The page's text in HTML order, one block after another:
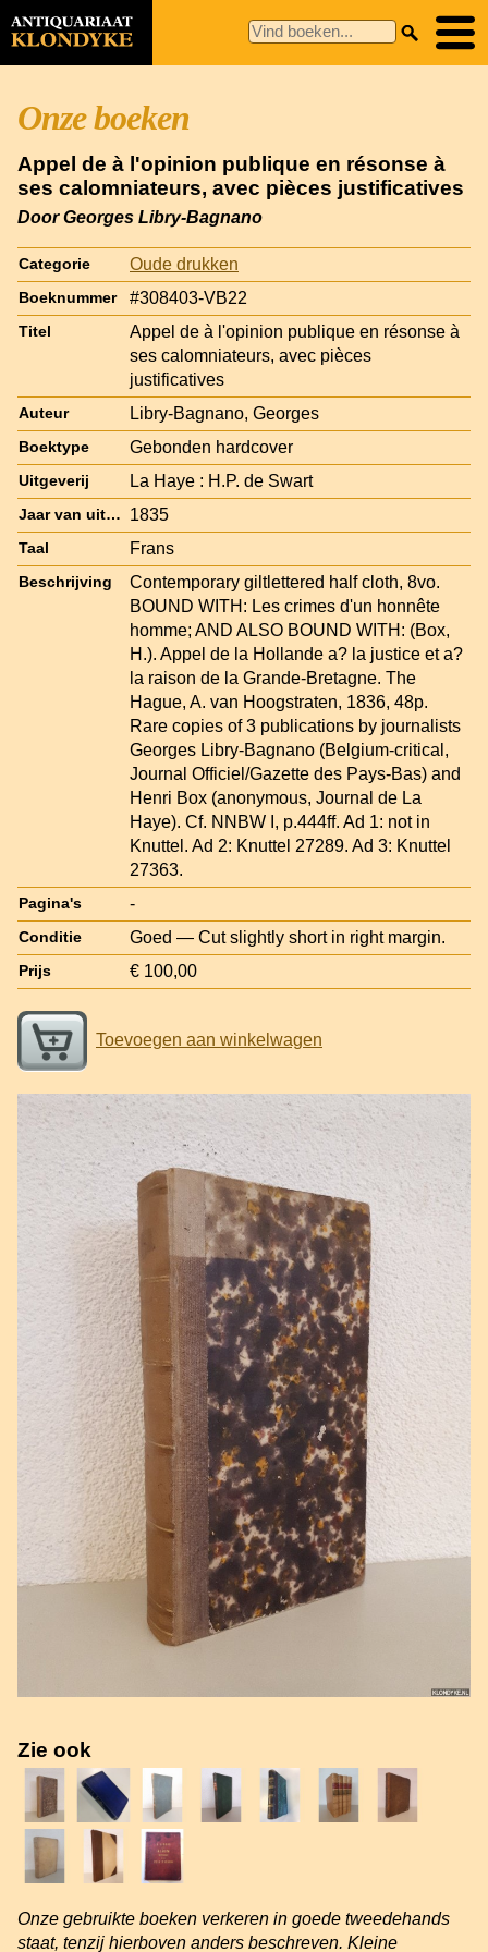
Onze boeken
Appel de à l'opinion publique en résonse à
ses calomniateurs, avec pièces justificatives
Door Georges Libry-Bagnano
Categorie Oude drukken
Boeknummer #308403-VB22
Titel
Appel de à l'opinion publique en résonse à
ses calomniateurs, avec pièces
justificatives
Auteur Libry-Bagnano, Georges
Boektype Gebonden hardcover
Uitgeverij La Haye : H.P. de Swart
Jaar van uitgave 1835
Taal Frans
Beschrijving
Contemporary giltlettered half cloth, 8vo.
BOUND WITH: Les crimes d'un honnête
homme; AND ALSO BOUND WITH: (Box,
H.). Appel de la Hollande a? la justice et a?
la raison de la Grande-Bretagne. The
Hague, A. van Hoogstraten, 1836, 48p.
Rare copies of 3 publications by journalists
Georges Libry-Bagnano (Belgium-critical,
Journal Officiel/Gazette des Pays-Bas) and
Henri Box (anonymous, Journal de La
Haye). Cf. NNBW I, p.444ff. Ad 1: not in
Knuttel. Ad 2: Knuttel 27289. Ad 3: Knuttel
27363.
Pagina's -
Conditie Goed — Cut slightly short in right margin.
Prijs € 100,00
Toevoegen aan winkelwagen
Zie ook
Onze gebruikte boeken verkeren in goede tweedehands
staat, tenzij hierboven anders beschreven. Kleine